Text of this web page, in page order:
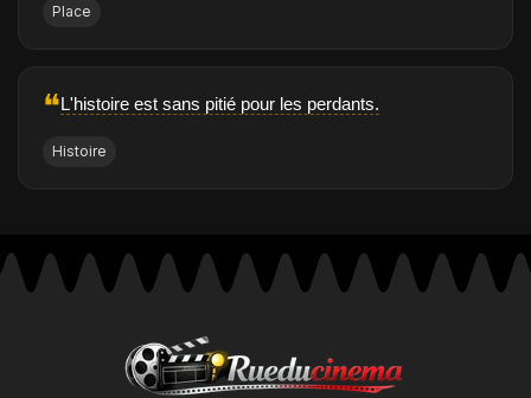
Place
❝L'histoire est sans pitié pour les perdants.
Histoire